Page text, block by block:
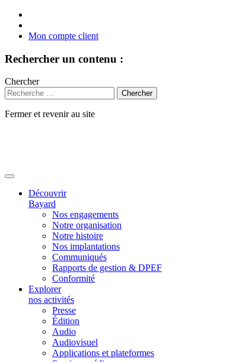
Mon compte client
Rechercher un contenu :
Chercher
Fermer et revenir au site
Découvrir
Bayard
Nos engagements
Notre organisation
Notre histoire
Nos implantations
Communiqués
Rapports de gestion & DPEF
Conformité
Explorer
nos activités
Presse
Édition
Audio
Audiovisuel
Applications et plateformes